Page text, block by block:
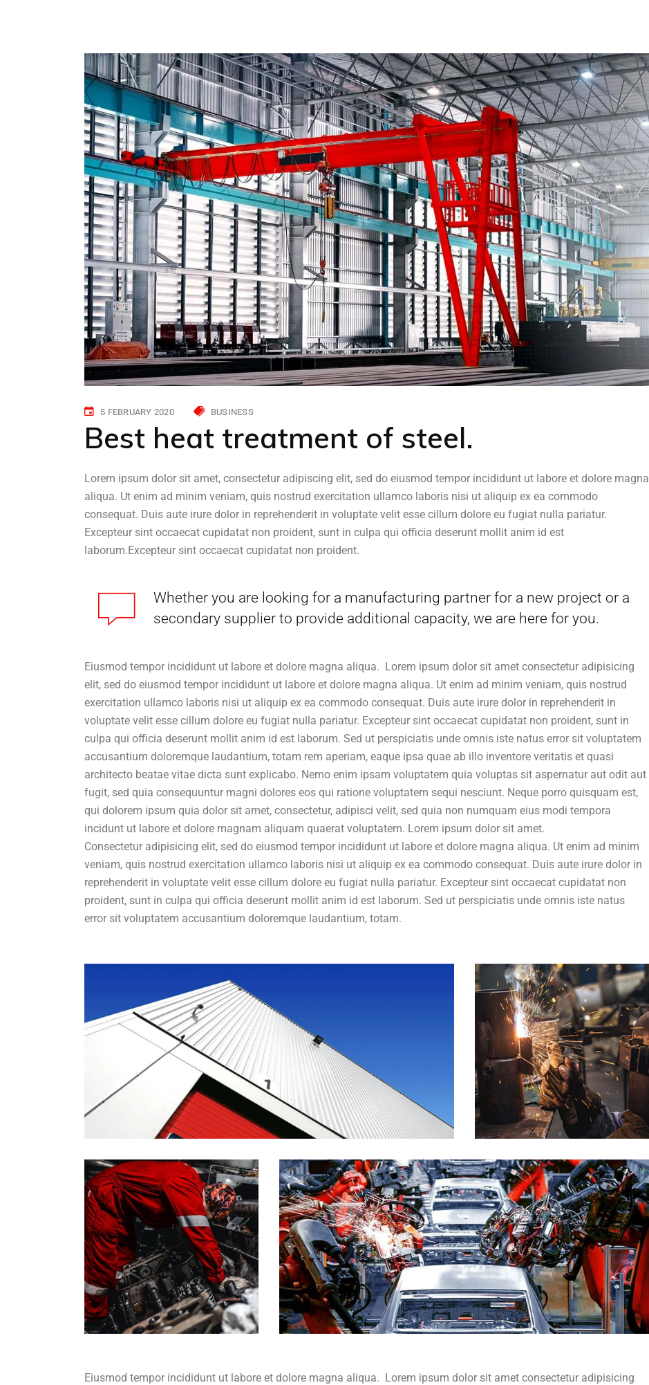
5 FEBRUARY 2020 BUSINESS
Best heat treatment of steel.
Lorem ipsum dolor sit amet, consectetur adipiscing elit, sed do eiusmod tempor incididunt ut labore et dolore magna
aliqua. Ut enim ad minim veniam, quis nostrud exercitation ullamco laboris nisi ut aliquip ex ea commodo
consequat. Duis aute irure dolor in reprehenderit in voluptate velit esse cillum dolore eu fugiat nulla pariatur.
Excepteur sint occaecat cupidatat non proident, sunt in culpa qui officia deserunt mollit anim id est
laborum.Excepteur sint occaecat cupidatat non proident.
Whether you are looking for a manufacturing partner for a new project or a
secondary supplier to provide additional capacity, we are here for you.
Eiusmod tempor incididunt ut labore et dolore magna aliqua. Lorem ipsum dolor sit amet consectetur adipisicing
elit, sed do eiusmod tempor incididunt ut labore et dolore magna aliqua. Ut enim ad minim veniam, quis nostrud
exercitation ullamco laboris nisi ut aliquip ex ea commodo consequat. Duis aute irure dolor in reprehenderit in
voluptate velit esse cillum dolore eu fugiat nulla pariatur. Excepteur sint occaecat cupidatat non proident, sunt in
culpa qui officia deserunt mollit anim id est laborum. Sed ut perspiciatis unde omnis iste natus error sit voluptatem
accusantium doloremque laudantium, totam rem aperiam, eaque ipsa quae ab illo inventore veritatis et quasi
architecto beatae vitae dicta sunt explicabo. Nemo enim ipsam voluptatem quia voluptas sit aspernatur aut odit aut
fugit, sed quia consequuntur magni dolores eos qui ratione voluptatem sequi nesciunt. Neque porro quisquam est,
qui dolorem ipsum quia dolor sit amet, consectetur, adipisci velit, sed quia non numquam eius modi tempora
incidunt ut labore et dolore magnam aliquam quaerat voluptatem. Lorem ipsum dolor sit amet.
Consectetur adipisicing elit, sed do eiusmod tempor incididunt ut labore et dolore magna aliqua. Ut enim ad minim
veniam, quis nostrud exercitation ullamco laboris nisi ut aliquip ex ea commodo consequat. Duis aute irure dolor in
reprehenderit in voluptate velit esse cillum dolore eu fugiat nulla pariatur. Excepteur sint occaecat cupidatat non
proident, sunt in culpa qui officia deserunt mollit anim id est laborum. Sed ut perspiciatis unde omnis iste natus
error sit voluptatem accusantium doloremque laudantium, totam.
Eiusmod tempor incididunt ut labore et dolore magna aliqua. Lorem ipsum dolor sit amet consectetur adipisicing